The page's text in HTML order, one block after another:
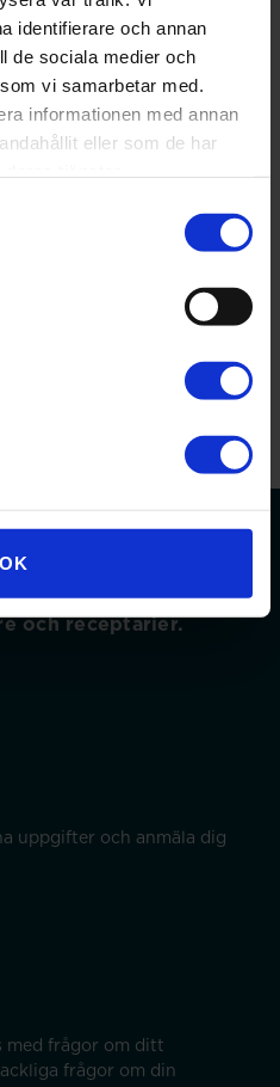
identifierare och annan
de sociala medier och
vi samarbetar med.
informationen med annan
eller som de har
OK
ITP kan du
Avtalats digitala
om placering av
din ersättning om du blir
och receptarier.
uppgifter och anmäla dig
med frågor om ditt
frågor om din